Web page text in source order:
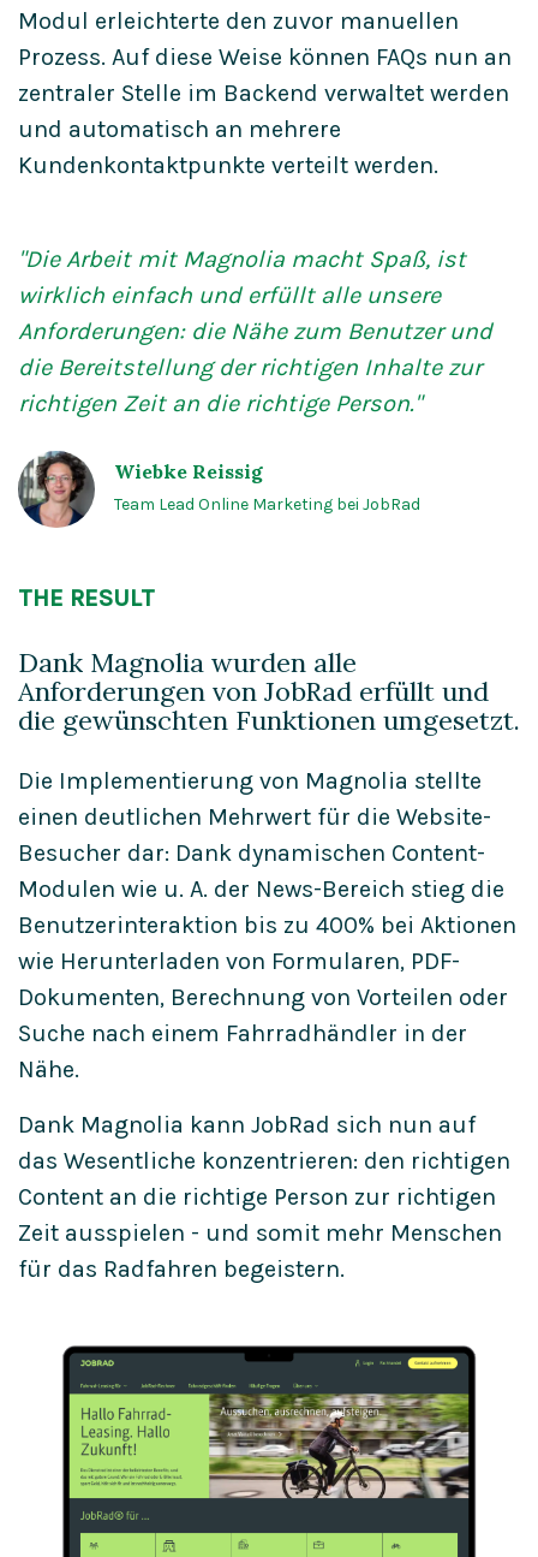
Modul erleichterte den zuvor manuellen
Prozess. Auf diese Weise können FAQs nun an
zentraler Stelle im Backend verwaltet werden
und automatisch an mehrere
Kundenkontaktpunkte verteilt werden.
"Die Arbeit mit Magnolia macht Spaß, ist
wirklich einfach und erfüllt alle unsere
Anforderungen: die Nähe zum Benutzer und
die Bereitstellung der richtigen Inhalte zur
richtigen Zeit an die richtige Person."
Wiebke Reissig
Team Lead Online Marketing bei JobRad
THE RESULT
Dank Magnolia wurden alle
Anforderungen von JobRad erfüllt und
die gewünschten Funktionen umgesetzt.
Die Implementierung von Magnolia stellte
einen deutlichen Mehrwert für die Website-
Besucher dar: Dank dynamischen Content-
Modulen wie u. A. der News-Bereich stieg die
Benutzerinteraktion bis zu 400% bei Aktionen
wie Herunterladen von Formularen, PDF-
Dokumenten, Berechnung von Vorteilen oder
Suche nach einem Fahrradhändler in der
Nähe.
Dank Magnolia kann JobRad sich nun auf
das Wesentliche konzentrieren: den richtigen
Content an die richtige Person zur richtigen
Zeit ausspielen - und somit mehr Menschen
für das Radfahren begeistern.